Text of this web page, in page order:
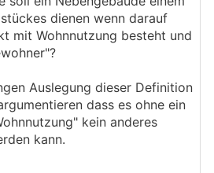
dienen wenn darauf
mit Wohnnutzung besteht und
Auslegung dieser Definition
dass es ohne ein
kein anderes
kann.